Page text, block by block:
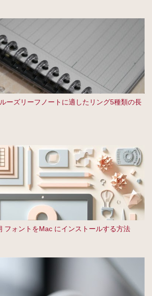
ーズリーフノートに適したリング5種類の長
フォントをMac にインストールする方法